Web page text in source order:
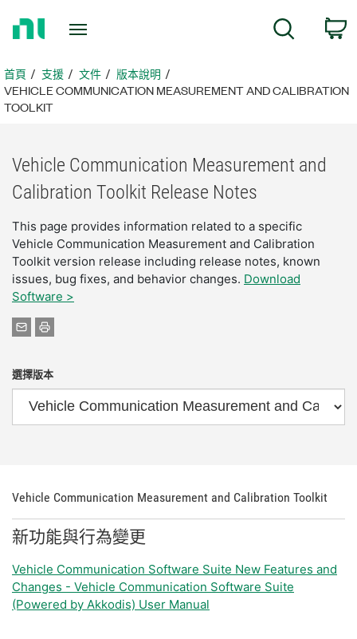
頁首頁 支援 文件
版本說明
VEHICLE COMMUNICATION MEASUREMENT AND CALIBRATION
TOOLKIT
Vehicle Communication Measurement and
Calibration Toolkit Release Notes
This page provides information related to a specific
Vehicle Communication Measurement and Calibration
Toolkit version release including release notes, known
issues, bug fixes, and behavior changes. Download
Software >
選擇版本
Vehicle Communication Measurement and Calibration Toolkit
新功能與行為變更
Vehicle Communication Software Suite New Features and
Changes - Vehicle Communication Software Suite
(Powered by Akkodis) User Manual